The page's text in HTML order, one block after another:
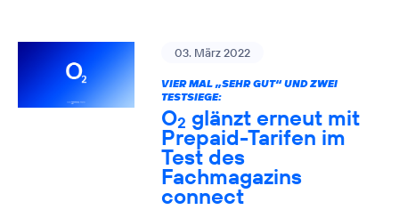
03. März 2022
VIER MAL „SEHR GUT“ UND ZWEI
TESTSIEGE:
O2 glänzt erneut mit
Prepaid-Tarifen im
Test des
Fachmagazins
connect